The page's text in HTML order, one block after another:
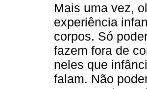
Mais uma vez,
experiência
corpos. Só
fazem fora de
neles que
falam. Não